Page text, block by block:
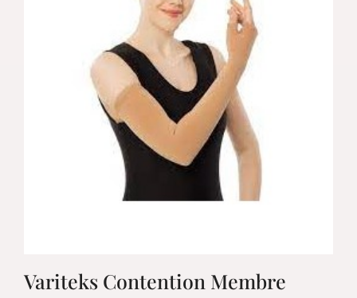
Variteks Contention Membre